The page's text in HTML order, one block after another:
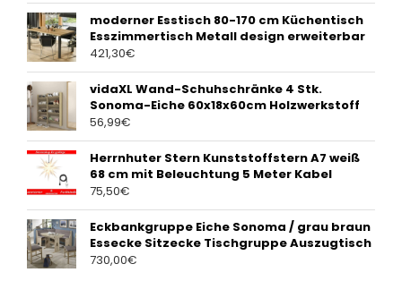
moderner Esstisch 80-170 cm Küchentisch
Esszimmertisch Metall design erweiterbar
421,30€
vidaXL Wand-Schuhschränke 4 Stk.
Sonoma-Eiche 60x18x60cm Holzwerkstoff
56,99€
Herrnhuter Stern Kunststoffstern A7 weiß
68 cm mit Beleuchtung 5 Meter Kabel
75,50€
Eckbankgruppe Eiche Sonoma / grau braun
Essecke Sitzecke Tischgruppe Auszugtisch
730,00€